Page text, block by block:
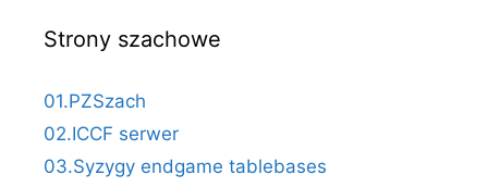
Strony szachowe
01.PZSzach
02.ICCF serwer
03.Syzygy endgame tablebases